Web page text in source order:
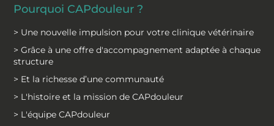
Pourquoi CAPdouleur ?
> Une nouvelle impulsion pour votre clinique vétérinaire
> Grâce à une offre d'accompagnement adaptée à chaque
structure
> Et la richesse d’une communauté
> L'histoire et la mission de CAPdouleur
> L'équipe CAPdouleur